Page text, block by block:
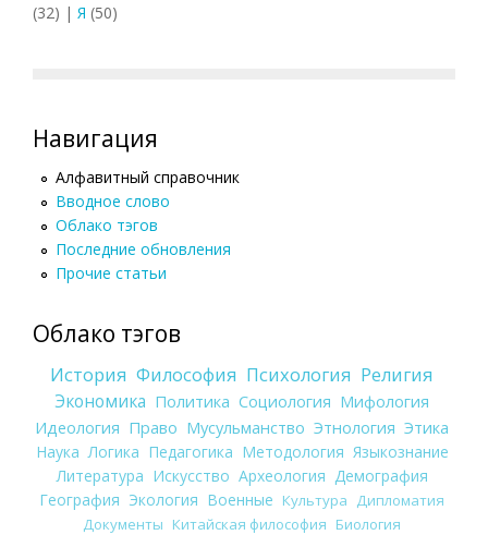
(32) | Я (50)
Навигация
Алфавитный справочник
Вводное слово
Облако тэгов
Последние обновления
Прочие статьи
Облако тэгов
История Философия Психология Религия
Экономика Политика Социология Мифология
Идеология Право Мусульманство Этнология Этика
Наука Логика Педагогика Методология Языкознание
Литература Искусство Археология Демография
География Экология Военные Культура
Дипломатия
Документы Китайская философия Биология